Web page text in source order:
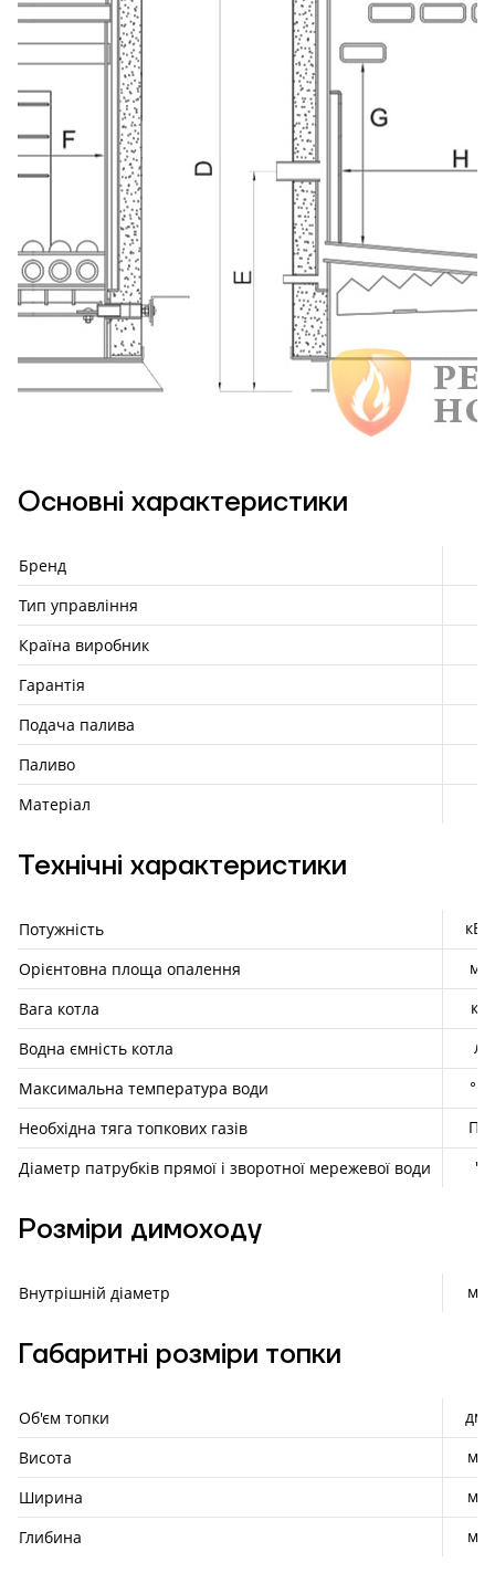
Основні характеристики
Бренд
Тип управління
Країна виробник
Гарантія
Подача палива
Паливо
Матеріал
Технічні характеристики
Потужність
кВт
Орієнтовна площа опалення
м²
Вага котла
кг
Водна ємність котла
л
Максимальна температура води
°С
Необхідна тяга топкових газів
Па
Діаметр патрубків прямої і зворотної мережевої води
"
Розміри димоходу
Внутрішній діаметр мм
Габаритні розміри топки
Об'єм топки
дм³
Висота
мм
Ширина
мм
Глибина
мм
Необхідна
потужність, кВт